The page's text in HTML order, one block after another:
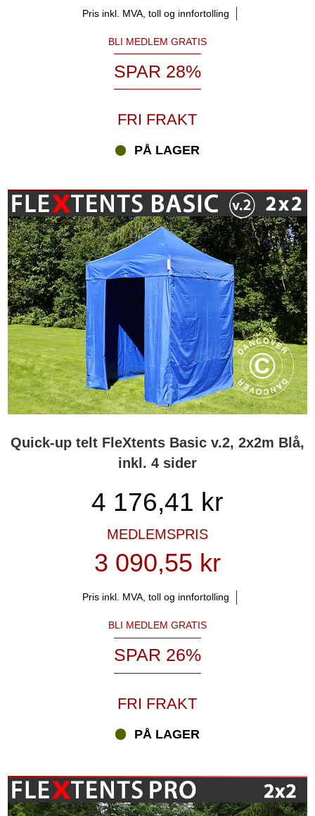
Pris inkl. MVA, toll og innfortolling
BLI MEDLEM GRATIS
SPAR 28%
FRI FRAKT
PÅ LAGER
Quick-up telt FleXtents Basic v.2, 2x2m Blå,
inkl. 4 sider
4 176,41 kr
MEDLEMSPRIS
3 090,55 kr
Pris inkl. MVA, toll og innfortolling
BLI MEDLEM GRATIS
SPAR 26%
FRI FRAKT
PÅ LAGER